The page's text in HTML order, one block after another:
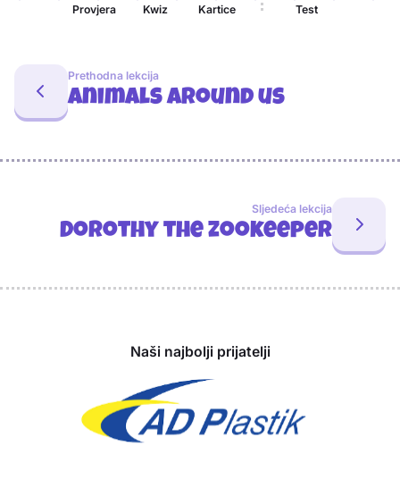
Provjera Kwiz Kartice Test
Prethodna lekcija
Animals around us
Sljedeća lekcija
Dorothy the zookeeper
Naši najbolji prijatelji